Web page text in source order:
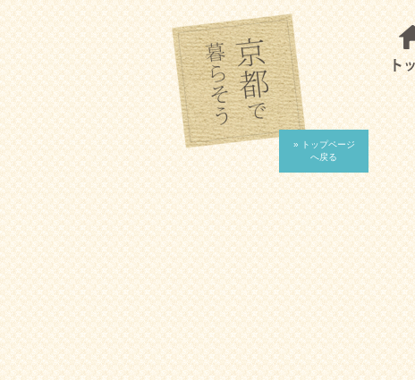
» トップページ
へ戻る